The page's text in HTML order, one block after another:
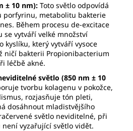
± 10 nm): Toto světlo odpovídá
porfyrinu, metabolitu bakterie
Během procesu de-excitace
vytváří velké množství
kyslíku, který vytváří vysoce
ničí bakterii Propionibacterium
léčbě akné.
světlo (850 nm ± 10
tvorbu kolagenu v pokožce,
rozjasňuje tón pleti,
dosáhnout mladistvějšího
světlo neviditelné, při
vyzařující světlo vidět.